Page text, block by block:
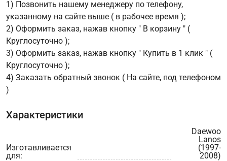
1) Позвонить нашему менеджеру по телефону,
указанному на сайте выше ( в рабочее время );
2) Оформить заказ, нажав кнопку " В корзину " (
Круглосуточно );
3) Оформить заказ, нажав кнопку " Купить в 1 клик " (
Круглосуточно );
4) Заказать обратный звонок ( На сайте, под телефоном
)
Характеристики
Изготавливается
для:
Daewoo
Lanos
(1997-
2008)